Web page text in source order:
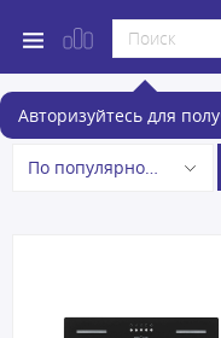
Авторизуйтесь для
Встраиваемые
По популярности